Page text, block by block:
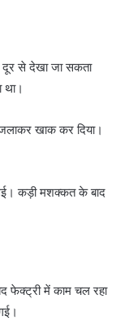
से देखा जा सकता
था।
खाक कर दिया।
कड़ी मशक्कत के बाद
फेक्ट्री में काम चल रहा